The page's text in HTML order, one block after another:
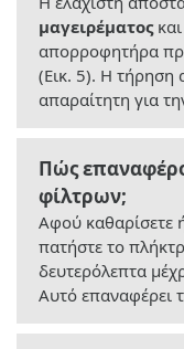
μαγειρέματος
απορροφητήρα
(Εικ. 5). Η τήρηση
απαραίτητη για
Πώς
φίλτρων;
Αφού καθαρίσετε
πατήστε το
δευτερόλεπτα
Αυτό επαναφέρει